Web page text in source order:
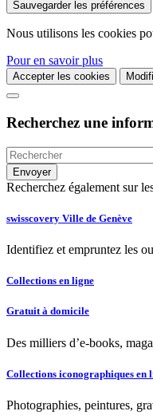
Sauvegarder les préférences
Nous utilisons les cookies
Pour en savoir plus
Accepter les cookies
Recherchez une
Recherchez également sur
swisscovery Ville de Genève
Identifiez et empruntez les
Collections en ligne
Gratuit à domicile
Des milliers d’e-books,
Collections iconographiques en
Photographies, peintures,